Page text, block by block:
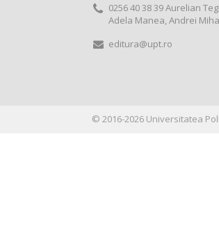
0256 40 38 39 Aurelian
Adela Manea, Andrei
editura@upt.ro
© 2016-2026 Universitatea